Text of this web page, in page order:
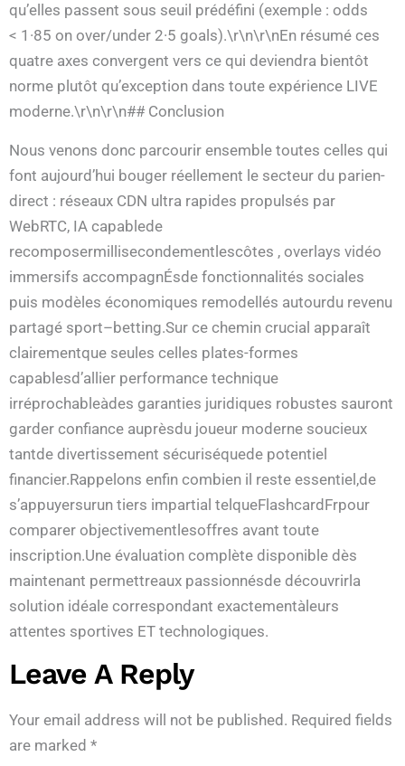
qu’elles passent sous seuil prédéfini (exemple : odds
< 1·85 on over/under 2·5 goals).\r\n\r\nEn résumé ces
quatre axes convergent vers ce qui deviendra bientôt
norme plutôt qu’exception dans toute expérience LIVE
moderne.\r\n\r\n## Conclusion
Nous venons donc parcourir ensemble toutes celles qui
font aujourd’hui bouger réellement le secteur du pari­en­
direct : réseaux CDN ultra rapides propulsés par
WebRTC, IA capablede
recomposermillisecondementlescôtes , overlays vidéo
immersifs accompagnÉsde fonctionnalités sociales
puis modèles économiques remodellés autourdu revenu
partagé sport–betting.Sur ce chemin crucial apparaît
clairementque seules celles plates-formes
capablesd’allier performance technique
irréprochableàdes garanties juridiques robustes sauront
garder confiance auprèsdu joueur moderne soucieux
tantde divertissement sécuriséquede potentiel
financier.Rappelons enfin combien il reste essentiel,de
s’appuyersurun tiers impartial telqueFlashcardFrpour
comparer objectivementlesoffres avant toute
inscription.Une évaluation complète disponible dès
maintenant permettreaux passionnésde découvrirla
solution idéale correspondant exactementàleurs
attentes sportives ET technologiques.​
Leave A Reply
Your email address will not be published. Required fields
are marked *